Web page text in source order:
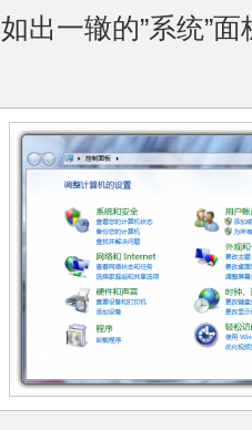
如出一辙的”系统”面